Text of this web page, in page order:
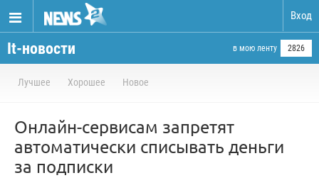
Вход
It-новости в мою ленту 2826
Лучшее Хорошее Новое
Онлайн-сервисам запретят
автоматически списывать деньги
за подписки⁠⁠